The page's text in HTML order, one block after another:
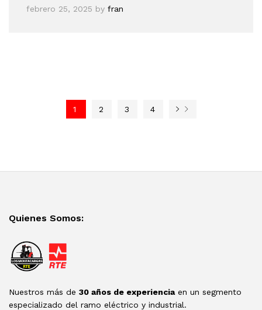
febrero 25, 2025 by fran
1 2 3 4
Quienes Somos:
Nuestros más de 30 años de experienciaen un segmento
especializado del ramo eléctrico y industrial.